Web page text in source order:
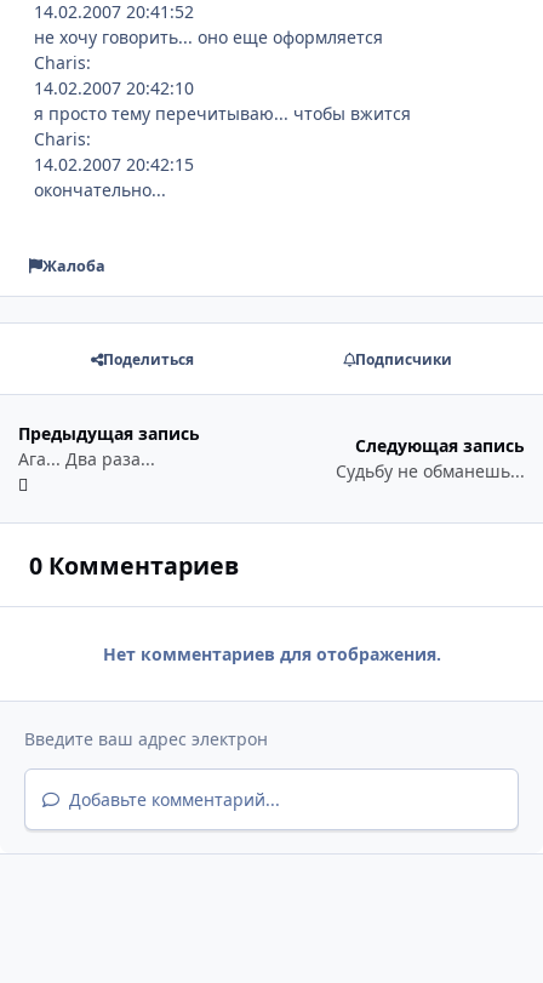
14.02.2007 20:41:52
не хочу говорить... оно еще оформляется
Charis:
14.02.2007 20:42:10
я просто тему перечитываю... чтобы вжится
Charis:
14.02.2007 20:42:15
окончательно...
Жалоба
Поделиться Подписчики
Предыдущая запись
Ага... Два раза...
Следующая запись
Судьбу не обманешь...
0 Комментариев
Нет комментариев для отображения.
Добавьте комментарий...